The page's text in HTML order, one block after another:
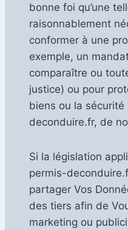
bonne foi qu’une
raisonnablement
conformer à une
exemple, un
comparaître ou
justice) ou pour
biens ou la
deconduire.fr, de
Si la législation
permis-
partager Vos
des tiers afin de
marketing ou